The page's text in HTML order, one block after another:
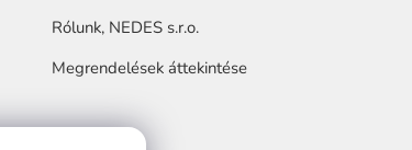
Rólunk, NEDES s.r.o.
Megrendelések áttekintése